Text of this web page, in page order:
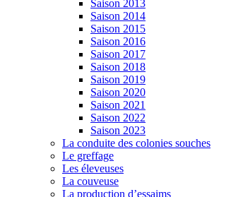
Saison 2013
Saison 2014
Saison 2015
Saison 2016
Saison 2017
Saison 2018
Saison 2019
Saison 2020
Saison 2021
Saison 2022
Saison 2023
La conduite des colonies souches
Le greffage
Les éleveuses
La couveuse
La production d’essaims